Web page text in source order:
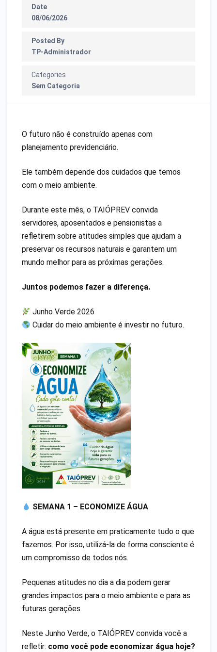
Date
08/06/2026
Posted By
TP-Administrador
Categories
Sem Categoria
O futuro não é construído apenas com
planejamento previdenciário.
Ele também depende dos cuidados que temos
com o meio ambiente.
Durante este mês, o TAIÓPREV convida
servidores, aposentados e pensionistas a
refletirem sobre atitudes simples que ajudam a
preservar os recursos naturais e garantem um
mundo melhor para as próximas gerações.
Juntos podemos fazer a diferença.
Junho Verde 2026
Cuidar do meio ambiente é investir no futuro.
SEMANA 1 – ECONOMIZE ÁGUA
A água está presente em praticamente tudo o que
fazemos. Por isso, utilizá-la de forma consciente é
um compromisso de todos nós.
Pequenas atitudes no dia a dia podem gerar
grandes impactos para o meio ambiente e para as
futuras gerações.
Neste Junho Verde, o TAIÓPREV convida você a
refletir: como você pode economizar água hoje?